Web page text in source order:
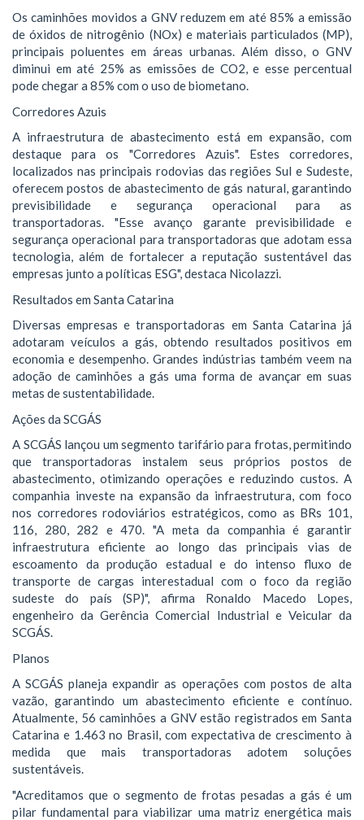
Os caminhões movidos a GNV reduzem em até 85% a emissão
de óxidos de nitrogênio (NOx) e materiais particulados (MP),
principais poluentes em áreas urbanas. Além disso, o GNV
diminui em até 25% as emissões de CO2, e esse percentual
pode chegar a 85% com o uso de biometano.
Corredores Azuis
A infraestrutura de abastecimento está em expansão, com
destaque para os "Corredores Azuis". Estes corredores,
localizados nas principais rodovias das regiões Sul e Sudeste,
oferecem postos de abastecimento de gás natural, garantindo
previsibilidade e segurança operacional para as
transportadoras. "Esse avanço garante previsibilidade e
segurança operacional para transportadoras que adotam essa
tecnologia, além de fortalecer a reputação sustentável das
empresas junto a políticas ESG", destaca Nicolazzi.
Resultados em Santa Catarina
Diversas empresas e transportadoras em Santa Catarina já
adotaram veículos a gás, obtendo resultados positivos em
economia e desempenho. Grandes indústrias também veem na
adoção de caminhões a gás uma forma de avançar em suas
metas de sustentabilidade.
Ações da SCGÁS
A SCGÁS lançou um segmento tarifário para frotas, permitindo
que transportadoras instalem seus próprios postos de
abastecimento, otimizando operações e reduzindo custos. A
companhia investe na expansão da infraestrutura, com foco
nos corredores rodoviários estratégicos, como as BRs 101,
116, 280, 282 e 470. "A meta da companhia é garantir
infraestrutura eficiente ao longo das principais vias de
escoamento da produção estadual e do intenso fluxo de
transporte de cargas interestadual com o foco da região
sudeste do país (SP)", afirma Ronaldo Macedo Lopes,
engenheiro da Gerência Comercial Industrial e Veicular da
SCGÁS.
Planos
A SCGÁS planeja expandir as operações com postos de alta
vazão, garantindo um abastecimento eficiente e contínuo.
Atualmente, 56 caminhões a GNV estão registrados em Santa
Catarina e 1.463 no Brasil, com expectativa de crescimento à
medida que mais transportadoras adotem soluções
sustentáveis.
"Acreditamos que o segmento de frotas pesadas a gás é um
pilar fundamental para viabilizar uma matriz energética mais